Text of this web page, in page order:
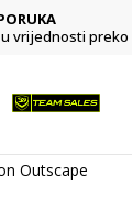
vrijednosti preko
Outscape